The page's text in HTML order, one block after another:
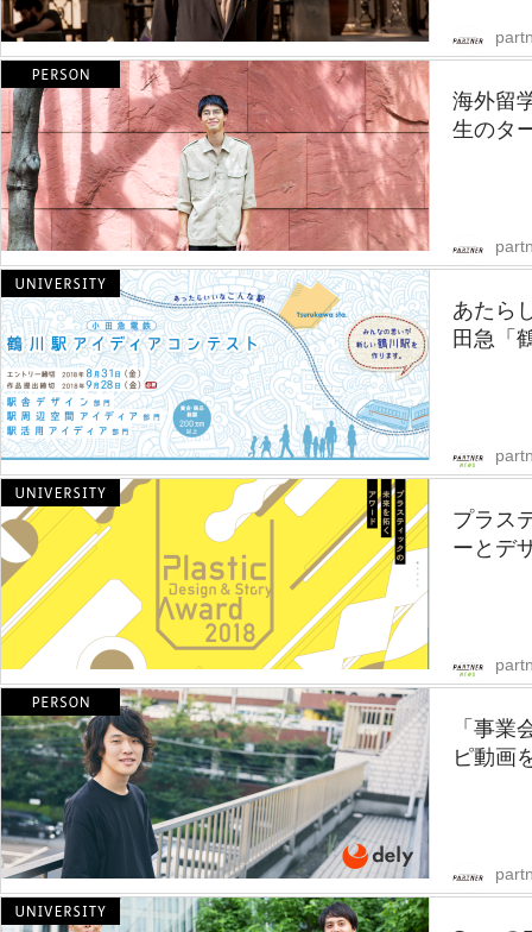
海外留
生のタ
あたら
田急「
プラス
ーとデ
「事業
ピ動画